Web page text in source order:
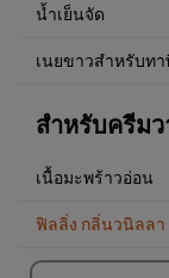
น้ำเย็นจัด
เนยขาวสำหรับท
สำหรับครีม
เนื้อมะพร้าวอ่อน
ฟิลลิ่ง กลิ่นวนิลลา